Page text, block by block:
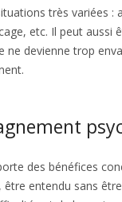
très variées
etc. Il peut aussi
devienne trop
des bénéfices
entendu sans